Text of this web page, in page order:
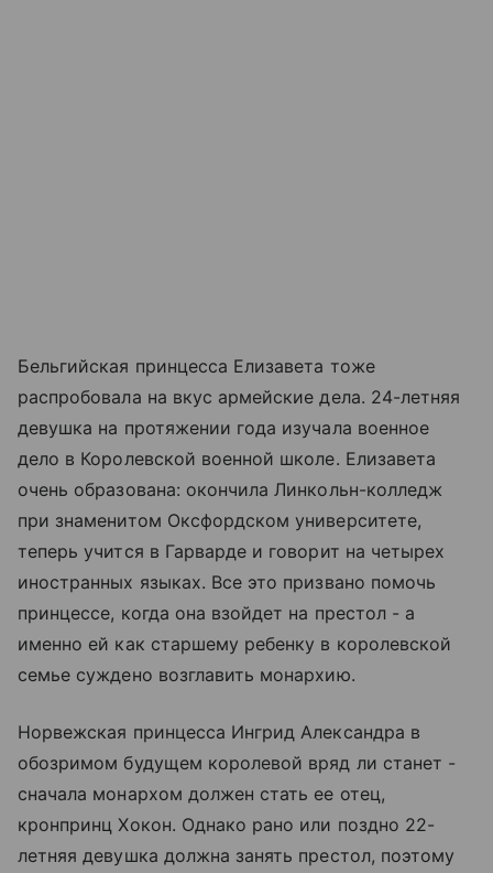
Бельгийская принцесса Елизавета тоже
распробовала на вкус армейские дела. 24-летняя
девушка на протяжении года изучала военное
дело в Королевской военной школе. Елизавета
очень образована: окончила Линкольн-колледж
при знаменитом Оксфордском университете,
теперь учится в Гарварде и говорит на четырех
иностранных языках. Все это призвано помочь
принцессе, когда она взойдет на престол - а
именно ей как старшему ребенку в королевской
семье суждено возглавить монархию.
Норвежская принцесса Ингрид Александра в
обозримом будущем королевой вряд ли станет -
сначала монархом должен стать ее отец,
кронпринц Хокон. Однако рано или поздно 22-
летняя девушка должна занять престол, поэтому